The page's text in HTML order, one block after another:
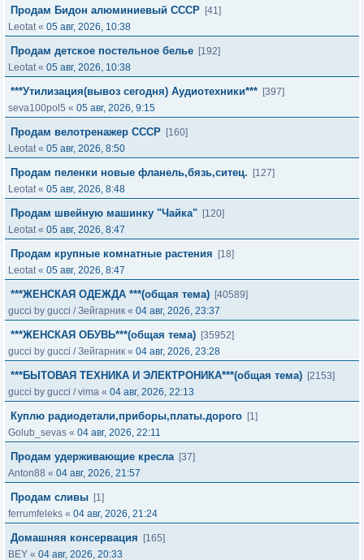
Продам Бидон алюминиевый СССР [41]
Leotat« 05 авг, 2026, 10:38
Продам детское постельное белье [192]
Leotat« 05 авг, 2026, 10:38
***Утилизация(вывоз сегодня) Аудиотехники*** [397]
seva100pol5 « 05 авг, 2026, 9:15
Продам велотренажер СССР [160]
Leotat« 05 авг, 2026, 8:50
Продам пеленки новые фланель,бязь,ситец.
[127]
Leotat« 05 авг, 2026, 8:48
Продам швейную машинку "Чайка" [120]
Leotat« 05 авг, 2026, 8:47
Продам крупные комнатные растения
[18]
Leotat« 05 авг, 2026, 8:47
***ЖЕНСКАЯ ОДЕЖДА ***(общая тема) [40589]
gucci by gucci /Зейгарник « 04 авг, 2026, 23:37
***ЖЕНСКАЯ ОБУВЬ***(общая тема) [35952]
gucci by gucci /Зейгарник « 04 авг, 2026, 23:28
***БЫТОВАЯ ТЕХНИКА И ЭЛЕКТРОНИКА***(общая тема) [2153]
gucci by gucci /vima « 04 авг, 2026, 22:13
Куплю радиодетали,приборы,платы.дорого [1]
Golub_sevas « 04 авг, 2026, 22:11
Продам удерживающие кресла [37]
Anton88 « 04 авг, 2026, 21:57
Продам сливы [1]
ferrumfeleks « 04 авг, 2026, 21:24
Домашняя консервация
[165]
BEY « 04 авг, 2026, 20:33